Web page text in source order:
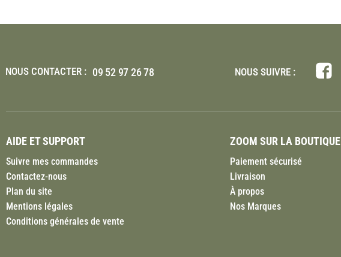
NOUS CONTACTER : 09 52 97 26 78 NOUS SUIVRE :
AIDE ET SUPPORT
Suivre mes commandes
Contactez-nous
Plan du site
Mentions légales
Conditions générales de vente
ZOOM SUR LA BOUTIQUE
Paiement sécurisé
Livraison
À propos
Nos Marques